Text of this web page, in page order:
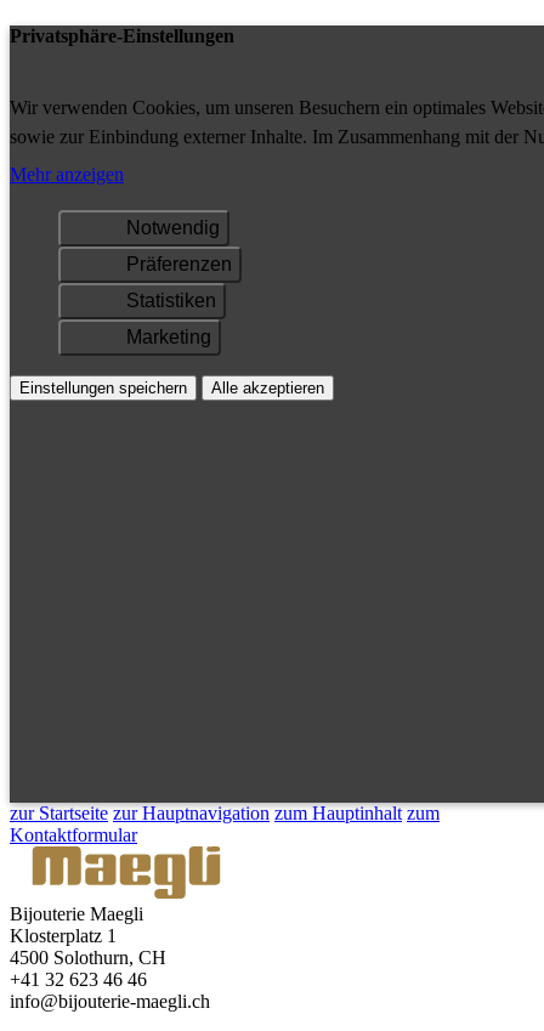
Privatsphäre-Einstellungen
Wir verwenden Cookies, um unseren Besuchern ein optimales
sowie zur Einbindung externer Inhalte. Im Zusammenhang mit der
Ihrem Gerät gespeichert und/oder abgerufen.
Mehr anzeigen
Notwendig
Präferenzen
Statistiken
Marketing
Einstellungen speichern Alle akzeptieren
zur Startseite zur Hauptnavigation zum Hauptinhalt zum
Kontaktformular
Bijouterie Maegli
Klosterplatz 1
4500 Solothurn, CH
+41 32 623 46 46
info@bijouterie-maegli.ch